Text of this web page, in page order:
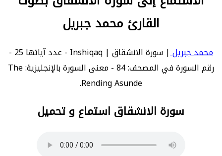
القارئ محمد جبريل
محمد جبريل
| سورة الانشقاق | Inshiqaq - عدد آياتها 25 -
رقم السورة في المصحف: 84 - معنى السورة بالإنجليزية: The
Rending Asunde.
سورة الانشقاق استماع و تحميل